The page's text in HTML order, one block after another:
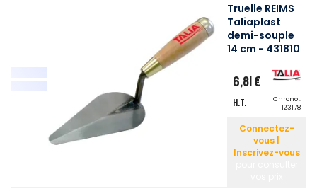
Truelle REIMS
Taliaplast
demi-souple
14 cm - 431810
6,81 €
H.T.
Chrono :
123178
Connectez-
vous |
Inscrivez-vous